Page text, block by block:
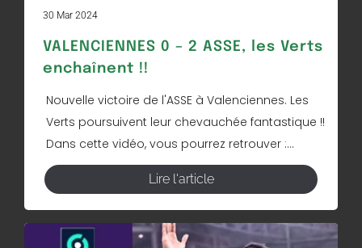
30 Mar 2024
VALENCIENNES 0 – 2 ASSE, les Verts
enchaînent !!
Nouvelle victoire de l'ASSE à Valenciennes. Les
Verts poursuivent leur chevauchée fantastique !!
Dans cette vidéo, vous pourrez retrouver :...
Lire l'article